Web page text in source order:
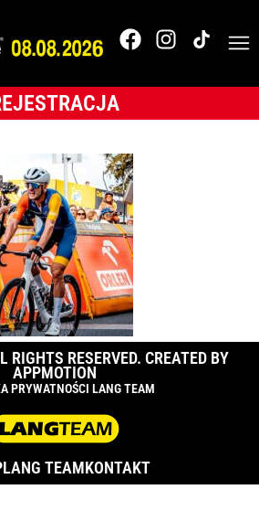
RESERVED. CREATED BY
APPMOTION
PRYWATNOŚCI LANG TEAM
LANG TEAMKONTAKT